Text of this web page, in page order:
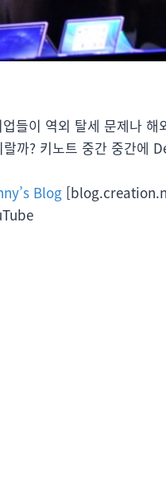
들이 역외 탈세 문제나
랄까? 키노트 중간 중간
Blog